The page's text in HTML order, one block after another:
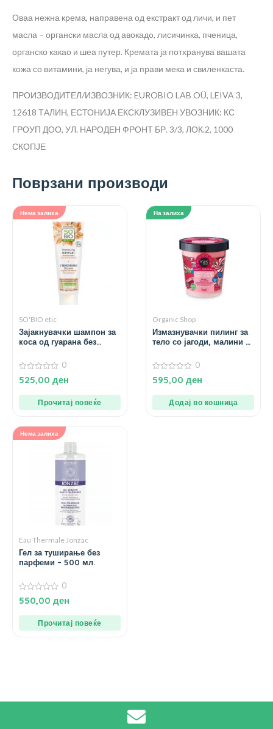
Оваа нежна крема, направена од екстракт од личи, и пет
масла – органски масла од авокадo, лисичинка, пченица,
органско какао и шеа путер. Кремата ја потхранува вашата
кожа со витамини, ја негува, и ја прави мека и свиленкаста.
ПРОИЗВОДИТЕЛ/ИЗВОЗНИК: EUROBIO LAB OÜ, LEIVA 3,
12618 ТАЛИН, ЕСТОНИЈА ЕКСКЛУЗИВЕН УВОЗНИК: КС
ГРОУП ДОО, УЛ. НАРОДЕН ФРОНТ БР. 3/3, ЛОК.2, 1000
СКОПЈЕ
Поврзани производи
Нема залиха
SO'BIO etic
Зајакнувачки шампон за
коса од гуарана без
0
од
0
525,00 ден
Прочитај повеќе
На залиха
Organic Shop
Измазнувачки пилинг за
тело со јагоди, малини и
0
од
0
595,00 ден
Додај во кошница
Нема залиха
Eau Thermale Jonzac
Гел за туширање без
парфеми – 500 мл.
0
од
0
550,00 ден
Прочитај повеќе